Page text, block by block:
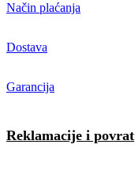
Način plaćanja
Dostava
Garancija
Reklamacije i povrat